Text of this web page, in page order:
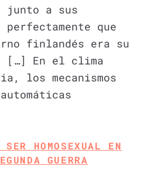
junto a sus
perfectamente que
finlandés era su
[…] En el clima
los mecanismos
HOMOSEXUAL EN
GUERRA